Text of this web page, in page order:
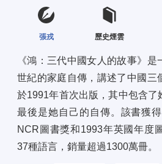
張戎 歷史煙雲
《鴻：三代中國女人的故事》
世紀的家庭自傳，講述了中國三
於1991年首次出版，其中包含了
最後是她自己的自傳。該書獲
NCR圖書獎和1993年英國年度
37種語言，銷量超過1300萬冊。